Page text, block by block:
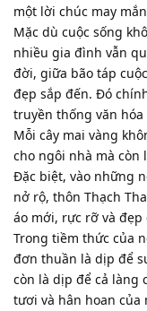
một lời chúc may
Mặc dù cuộc sống
nhiều gia đình vẫn
đời, giữa bão táp
đẹp sắp đến. Đó
truyền thống văn
Mỗi cây mai vàng
cho ngôi nhà mà còn
Đặc biệt, vào những
nở rộ, thôn Thạch
áo mới, rực rỡ và
Trong tiềm thức của
đơn thuần là dịp để
còn là dịp để cả làng
tươi và hân hoan của